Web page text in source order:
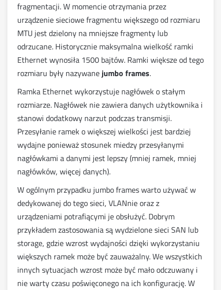
fragmentacji. W momencie otrzymania przez
urządzenie sieciowe fragmentu większego od rozmiaru
MTU jest dzielony na mniejsze fragmenty lub
odrzucane. Historycznie maksymalna wielkość ramki
Ethernet wynosiła 1500 bajtów. Ramki większe od tego
rozmiaru były nazywane jumbo frames.
Ramka Ethernet wykorzystuje nagłówek o stałym
rozmiarze. Nagłówek nie zawiera danych użytkownika i
stanowi dodatkowy narzut podczas transmisji.
Przesyłanie ramek o większej wielkości jest bardziej
wydajne ponieważ stosunek miedzy przesyłanymi
nagłówkami a danymi jest lepszy (mniej ramek, mniej
nagłówków, więcej danych).
W ogólnym przypadku jumbo frames warto używać w
dedykowanej do tego sieci, VLANnie oraz z
urządzeniami potrafiącymi je obsłużyć. Dobrym
przykładem zastosowania są wydzielone sieci SAN lub
storage, gdzie wzrost wydajności dzięki wykorzystaniu
większych ramek może być zauważalny. We wszystkich
innych sytuacjach wzrost może być mało odczuwany i
nie warty czasu poświęconego na ich konfigurację. W